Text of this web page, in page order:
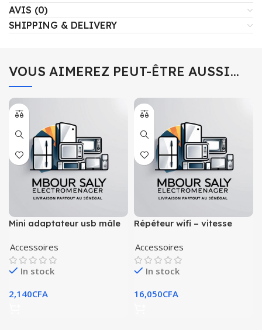
AVIS (0)
SHIPPING & DELIVERY
VOUS AIMEREZ PEUT-ÊTRE AUSSI…
Mini adaptateur usb mâle
otg
Accessoires
In stock
2,140CFA
Répéteur wifi – vitesse
–
Accessoires
In stock
16,050CFA